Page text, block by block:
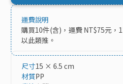
運費說明
購買10件(含)，運費 NT$75元，
以此類推。
尺寸15 × 6.5 cm
材質PP